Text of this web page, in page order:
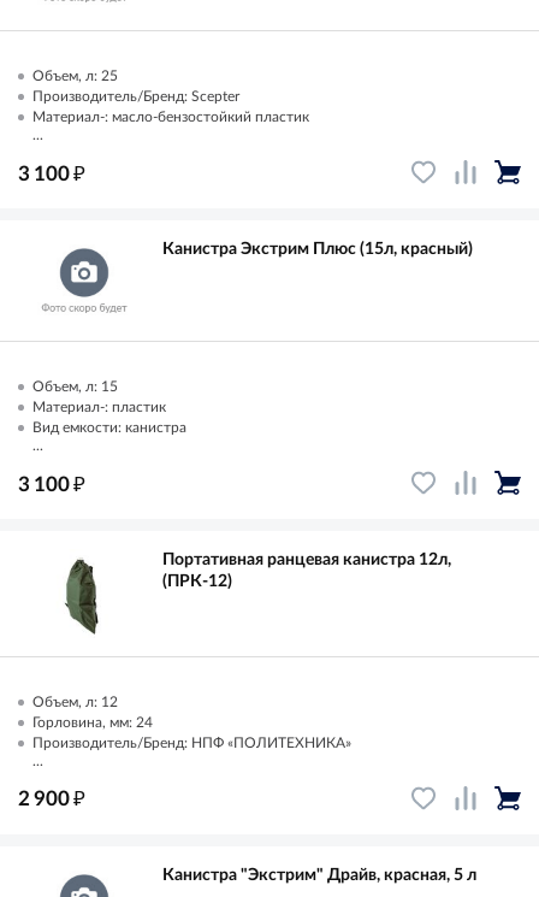
Объем, л: 25
Производитель/Бренд: Scepter
Материал-: масло-бензостойкий пластик
...
3 100₽
Канистра Экстрим Плюс (15л, красный)
Объем, л: 15
Материал-: пластик
Вид емкости: канистра
...
3 100₽
Портативная ранцевая канистра 12л,
(ПРК-12)
Объем, л: 12
Горловина, мм: 24
Производитель/Бренд: НПФ «ПОЛИТЕХНИКА»
...
2 900₽
Канистра "Экстрим" Драйв, красная, 5 л